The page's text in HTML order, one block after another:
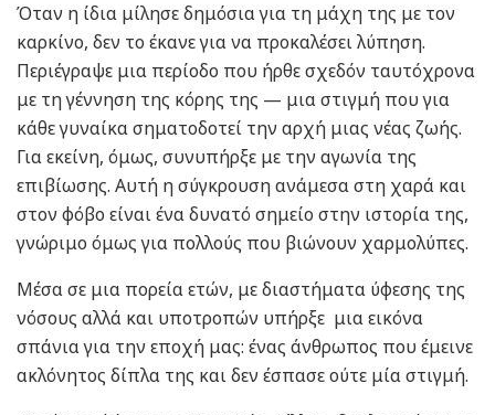
Όταν η ίδια μίλησε δημόσια για τη μάχη της με τον
καρκίνο, δεν το έκανε για να προκαλέσει λύπηση.
Περιέγραψε μια περίοδο που ήρθε σχεδόν ταυτόχρονα
με τη γέννηση της κόρης της — μια στιγμή που για
κάθε γυναίκα σηματοδοτεί την αρχή μιας νέας ζωής.
Για εκείνη, όμως, συνυπήρξε με την αγωνία της
επιβίωσης. Αυτή η σύγκρουση ανάμεσα στη χαρά και
στον φόβο είναι ένα δυνατό σημείο στην ιστορία της,
γνώριμο όμως για πολλούς που βιώνουν χαρμολύπες.
Μέσα σε μια πορεία ετών, με διαστήματα ύφεσης της
νόσους αλλά και υποτροπών υπήρξε μια εικόνα
σπάνια για την εποχή μας: ένας άνθρωπος που έμεινε
ακλόνητος δίπλα της και δεν έσπασε ούτε μία στιγμή.